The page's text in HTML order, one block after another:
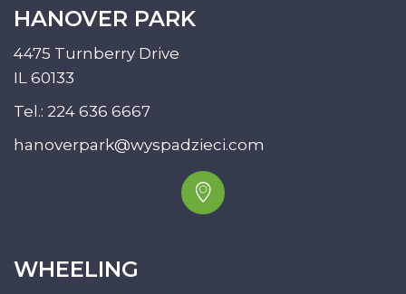
HANOVER PARK
4475 Turnberry Drive
IL 60133
Tel.: 224 636 6667
hanoverpark@wyspadzieci.com
WHEELING